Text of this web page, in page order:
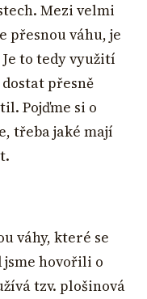
Mezi velmi
přesnou váhu, je
to tedy využití
přesně
Pojďme si o
třeba jaké mají
váhy, které se
hovořili o
tzv. plošinová